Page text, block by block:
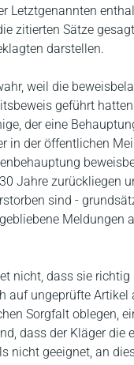
Letztgenannten
zitierten Sätze
darstellen.
weil die
geführt
der eine
in der öffentlichen
Jahre zurückliegen
sind -
Meldungen
nicht, dass sie richtig
auf ungeprüfte Artikel
Sorgfalt oblegen,
dass der Kläger die
nicht geeignet, an